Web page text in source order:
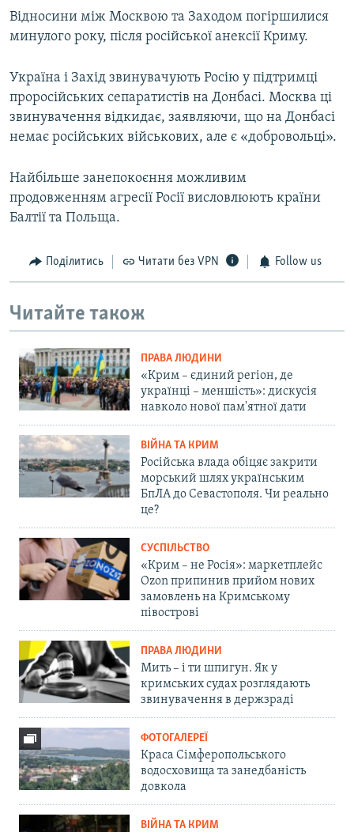
Відносини між Москвою та Заходом погіршилися
минулого року, після російської анексії Криму.
Україна і Захід звинувачують Росію у підтримці
проросійських сепаратистів на Донбасі. Москва ці
звинувачення відкидає, заявляючи, що на Донбасі
немає російських військових, але є «добровольці».
Найбільше занепокоєння можливим
продовженням агресії Росії висловлюють країни
Балтії та Польща.
Поділитись Читати без VPN Follow us
Читайте також
ПРАВА ЛЮДИНИ
«Крим – єдиний регіон, де
українці – меншість»: дискусія
навколо нової пам'ятної дати
ВІЙНА ТА КРИМ
Російська влада обіцяє закрити
морський шлях українським
БпЛА до Севастополя. Чи реально
це?
СУСПІЛЬСТВО
«Крим – не Росія»: маркетплейс
Ozon припинив прийом нових
замовлень на Кримському
півострові
ПРАВА ЛЮДИНИ
Мить – і ти шпигун. Як у
кримських судах розглядають
звинувачення в держзраді
ФОТОГАЛЕРЕЇ
Краса Сімферопольського
водосховища та занедбаність
довкола
ВІЙНА ТА КРИМ